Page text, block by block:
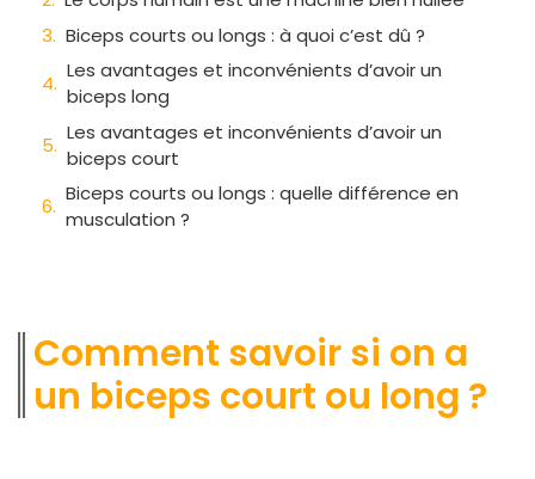
Biceps courts ou longs : à quoi c’est dû ?
Les avantages et inconvénients d’avoir un
biceps long
Les avantages et inconvénients d’avoir un
biceps court
Biceps courts ou longs : quelle différence en
musculation ?
Comment savoir si on a
un biceps court ou long ?